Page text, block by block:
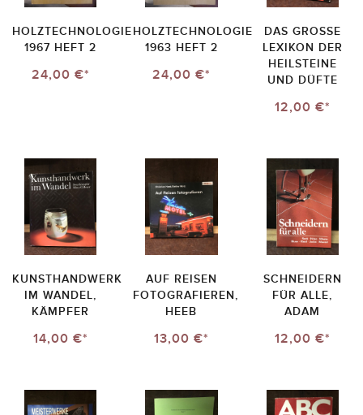
HOLZTECHNOLOGIE
1967 HEFT 2
24,00 €*
HOLZTECHNOLOGIE
1963 HEFT 2
24,00 €*
DAS GROSSE L
EXIKON DER H
EILSTEINE U
ND DÜFTE
12,00 €*
KUNSTHANDWERK
IM WANDEL,
KÄMPFER
14,00 €*
AUF REISEN
FOTOGRAFIEREN,
HEEB
13,00 €*
SCHNEIDERN
FÜR ALLE,
ADAM
12,00 €*